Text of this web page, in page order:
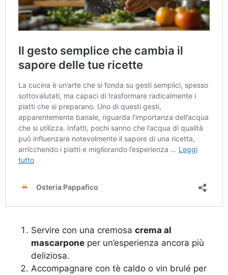
Servire con una cremosa crema al
mascarpone per un’esperienza ancora più
deliziosa.
Accompagnare con tè caldo o vin brulé per